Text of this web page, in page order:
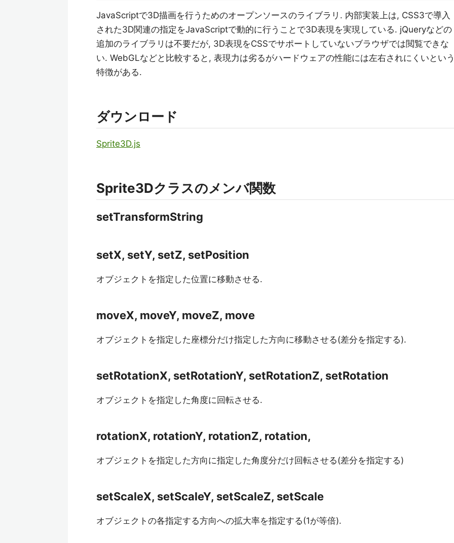
JavaScriptで3D描画を行うためのオープンソースのライブラリ. 内部実装上は, CSS3で導入
された3D関連の指定をJavaScriptで動的に行うことで3D表現を実現している. jQueryなどの
追加のライブラリは不要だが, 3D表現をCSSでサポートしていないブラウザでは閲覧できな
い. WebGLなどと比較すると, 表現力は劣るがハードウェアの性能には左右されにくいとい
特徴がある.
ダウンロード
Sprite3D.js
Sprite3Dクラスのメンバ関数
setTransformString
setX, setY, setZ, setPosition
オブジェクトを指定した位置に移動させる.
moveX, moveY, moveZ, move
オブジェクトを指定した座標分だけ指定した方向に移動させる(差分を指定する).
setRotationX, setRotationY, setRotationZ, setRotation
オブジェクトを指定した角度に回転させる.
rotationX, rotationY, rotationZ, rotation,
オブジェクトを指定した方向に指定した角度分だけ回転させる(差分を指定する)
setScaleX, setScaleY, setScaleZ, setScale
オブジェクトの各指定する方向への拡大率を指定する(1が等倍).